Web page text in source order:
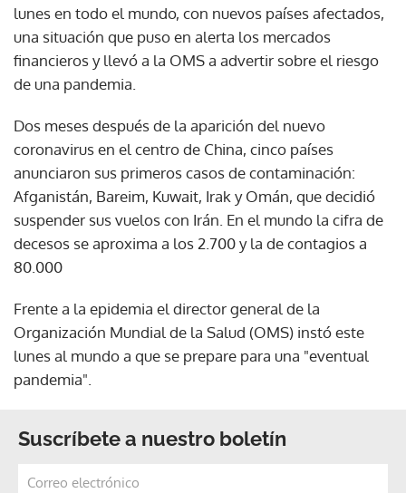
lunes en todo el mundo, con nuevos países afectados,
una situación que puso en alerta los mercados
financieros y llevó a la OMS a advertir sobre el riesgo
de una pandemia.
Dos meses después de la aparición del nuevo
coronavirus en el centro de China, cinco países
anunciaron sus primeros casos de contaminación:
Afganistán, Bareim, Kuwait, Irak y Omán, que decidió
suspender sus vuelos con Irán. En el mundo la cifra de
decesos se aproxima a los 2.700 y la de contagios a
80.000
Frente a la epidemia el director general de la
Organización Mundial de la Salud (OMS) instó este
lunes al mundo a que se prepare para una "eventual
pandemia".
Suscríbete a nuestro boletín